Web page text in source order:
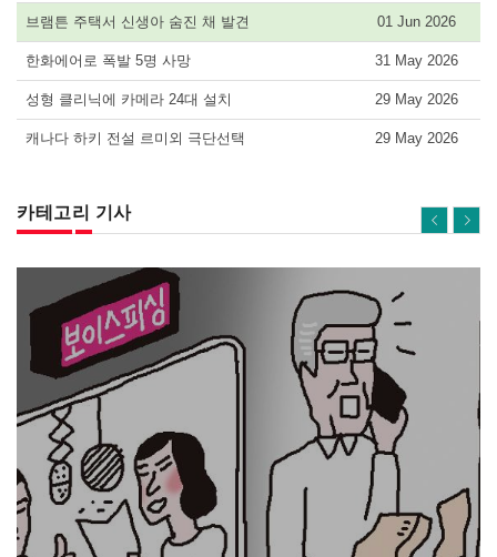
브램튼 주택서 신생아 숨진 채 발견 01 Jun 2026
한화에어로 폭발 5명 사망 31 May 2026
성형 클리닉에 카메라 24대 설치 29 May 2026
캐나다 하키 전설 르미외 극단선택 29 May 2026
카테고리 기사